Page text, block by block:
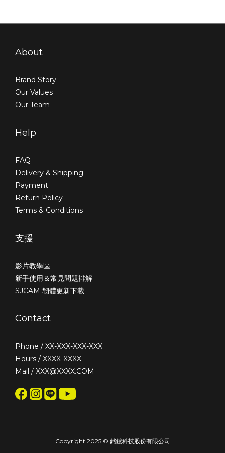
About
Brand Story
Our Values
Our Team
Help
FAQ
Delivery & Shipping
Payment
Return Policy
Terms & Conditions
支援
影片教學區
新手使用＆常見問題排解
SJCAM 韌體更新下載
Contact
Phone / XX-XXX-XXX-XXX
Hours / XXXX-XXXX
Mail / XXX@XXXX.COM
Copyright 2025 © 銘鋐科技股份有限公司